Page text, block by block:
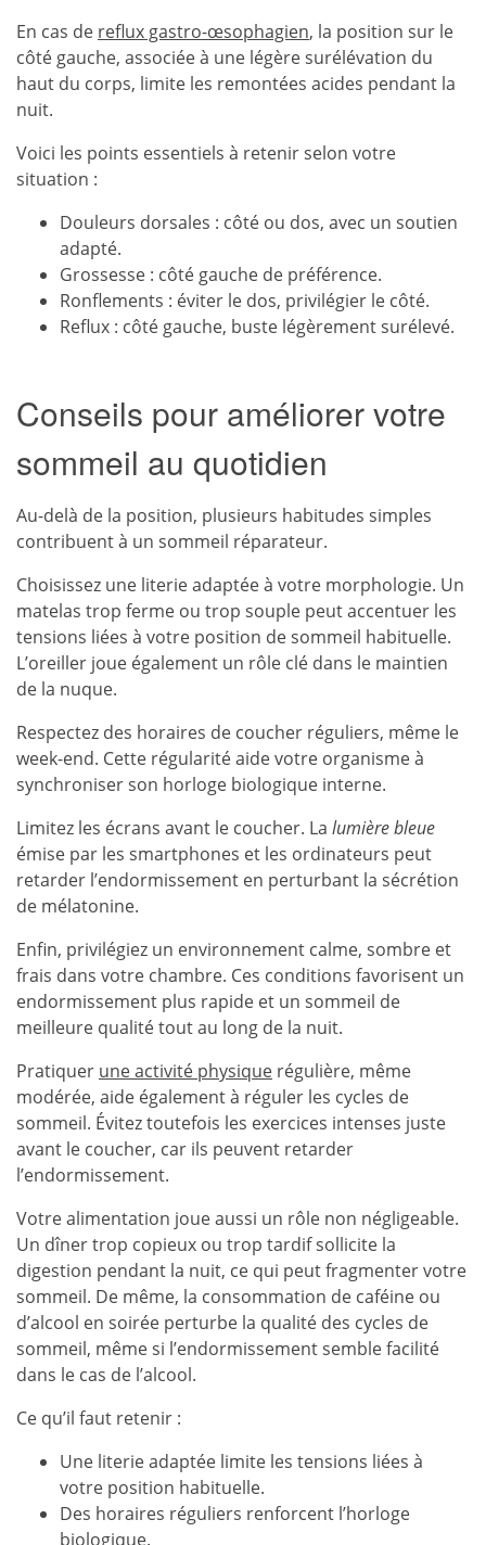
En cas de reflux gastro-œsophagien, la position sur le
côté gauche, associée à une légère surélévation du
haut du corps, limite les remontées acides pendant la
nuit.
Voici les points essentiels à retenir selon votre
situation :
Douleurs dorsales : côté ou dos, avec un soutien
adapté.
Grossesse : côté gauche de préférence.
Ronflements : éviter le dos, privilégier le côté.
Reflux : côté gauche, buste légèrement surélevé.
Conseils pour améliorer votre
sommeil au quotidien
Au-delà de la position, plusieurs habitudes simples
contribuent à un sommeil réparateur.
Choisissez une literie adaptée à votre morphologie. Un
matelas trop ferme ou trop souple peut accentuer les
tensions liées à votre position de sommeil habituelle.
L’oreiller joue également un rôle clé dans le maintien
de la nuque.
Respectez des horaires de coucher réguliers, même le
week-end. Cette régularité aide votre organisme à
synchroniser son horloge biologique interne.
Limitez les écrans avant le coucher. La lumière bleue
émise par les smartphones et les ordinateurs peut
retarder l’endormissement en perturbant la sécrétion
de mélatonine.
Enfin, privilégiez un environnement calme, sombre et
frais dans votre chambre. Ces conditions favorisent un
endormissement plus rapide et un sommeil de
meilleure qualité tout au long de la nuit.
Pratiquer une activité physique régulière, même
modérée, aide également à réguler les cycles de
sommeil. Évitez toutefois les exercices intenses juste
avant le coucher, car ils peuvent retarder
l’endormissement.
Votre alimentation joue aussi un rôle non négligeable.
Un dîner trop copieux ou trop tardif sollicite la
digestion pendant la nuit, ce qui peut fragmenter votre
sommeil. De même, la consommation de caféine ou
d’alcool en soirée perturbe la qualité des cycles de
sommeil, même si l’endormissement semble facilité
dans le cas de l’alcool.
Ce qu’il faut retenir :
Une literie adaptée limite les tensions liées à
votre position habituelle.
Des horaires réguliers renforcent l’horloge
biologique.